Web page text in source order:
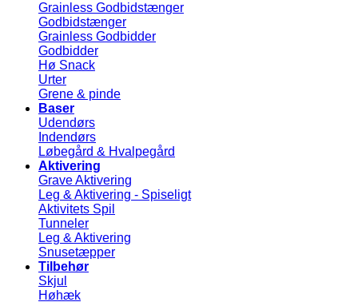
Grainless Godbidstænger
Godbidstænger
Grainless Godbidder
Godbidder
Hø Snack
Urter
Grene & pinde
Baser
Udendørs
Indendørs
Løbegård & Hvalpegård
Aktivering
Grave Aktivering
Leg & Aktivering - Spiseligt
Aktivitets Spil
Tunneler
Leg & Aktivering
Snusetæpper
Tilbehør
Skjul
Høhæk